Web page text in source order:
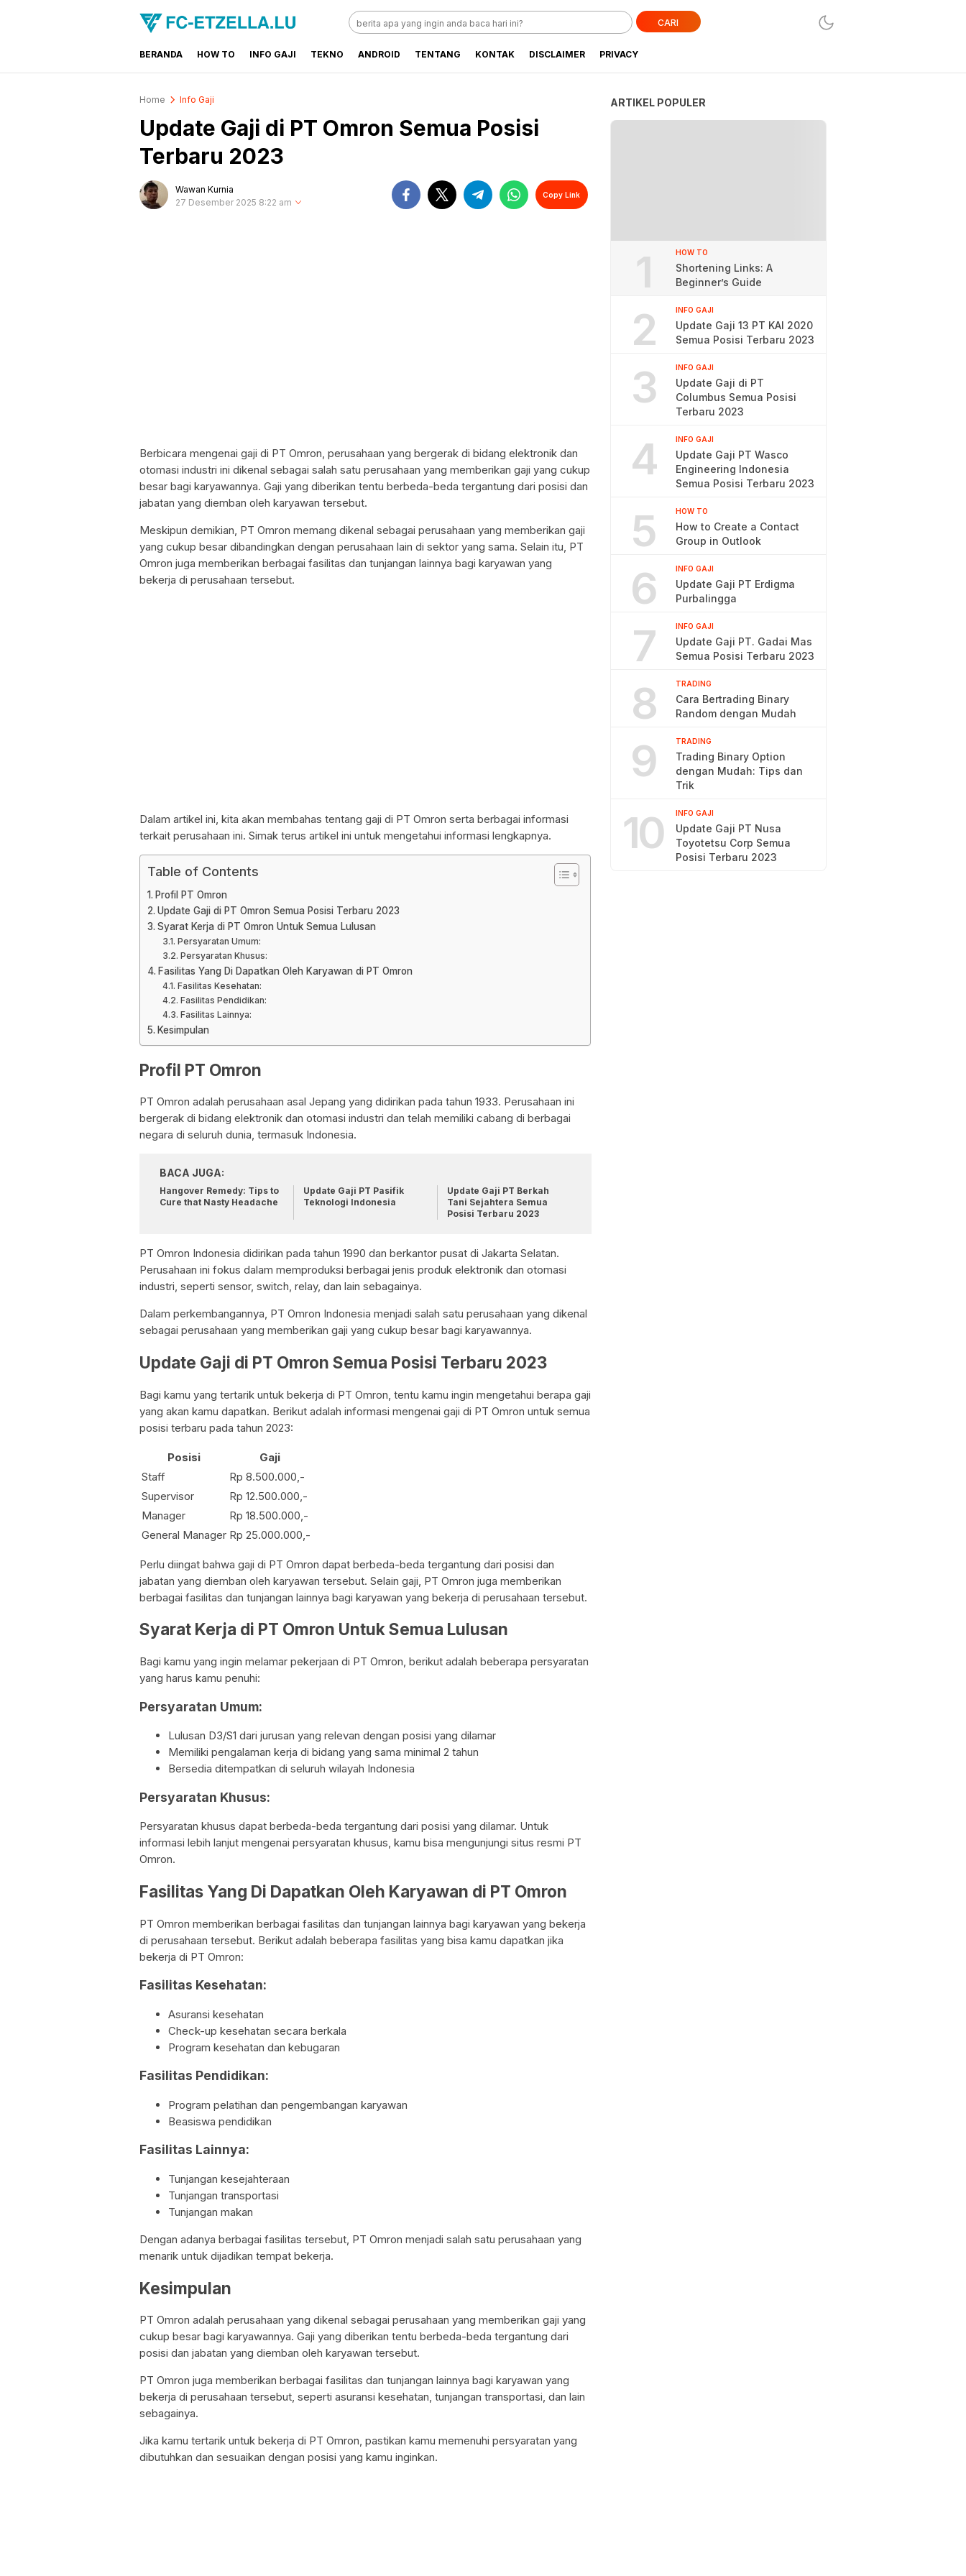
FC-ETZELLA.LU
Share & Learn The World
CARI
BERANDA HOW TO INFO GAJI TEKNO ANDROID TENTANG KONTAK DISCLAIMER PRIVACY
Home Info Gaji
Update Gaji di PT Omron Semua Posisi
Terbaru 2023
Wawan Kurnia
27 Desember 2025 8:22 am
Copy Link
Berbicara mengenai gaji di PT Omron, perusahaan yang bergerak di bidang elektronik dan
otomasi industri ini dikenal sebagai salah satu perusahaan yang memberikan gaji yang cukup
besar bagi karyawannya. Gaji yang diberikan tentu berbeda-beda tergantung dari posisi dan
jabatan yang diemban oleh karyawan tersebut.
Meskipun demikian, PT Omron memang dikenal sebagai perusahaan yang memberikan gaji
yang cukup besar dibandingkan dengan perusahaan lain di sektor yang sama. Selain itu, PT
Omron juga memberikan berbagai fasilitas dan tunjangan lainnya bagi karyawan yang
bekerja di perusahaan tersebut.
Dalam artikel ini, kita akan membahas tentang gaji di PT Omron serta berbagai informasi
terkait perusahaan ini. Simak terus artikel ini untuk mengetahui informasi lengkapnya.
Table of Contents
Profil PT Omron
Update Gaji di PT Omron Semua Posisi Terbaru 2023
Syarat Kerja di PT Omron Untuk Semua Lulusan
Persyaratan Umum:
Persyaratan Khusus:
Fasilitas Yang Di Dapatkan Oleh Karyawan di PT Omron
Fasilitas Kesehatan:
Fasilitas Pendidikan:
Fasilitas Lainnya:
Kesimpulan
Profil PT Omron
PT Omron adalah perusahaan asal Jepang yang didirikan pada tahun 1933. Perusahaan ini
bergerak di bidang elektronik dan otomasi industri dan telah memiliki cabang di berbagai
negara di seluruh dunia, termasuk Indonesia.
BACA JUGA:
Hangover Remedy: Tips to
Cure that Nasty Headache
Update Gaji PT Pasifik
Teknologi Indonesia
Update Gaji PT Berkah
Tani Sejahtera Semua
Posisi Terbaru 2023
PT Omron Indonesia didirikan pada tahun 1990 dan berkantor pusat di Jakarta Selatan.
Perusahaan ini fokus dalam memproduksi berbagai jenis produk elektronik dan otomasi
industri, seperti sensor, switch, relay, dan lain sebagainya.
Dalam perkembangannya, PT Omron Indonesia menjadi salah satu perusahaan yang dikenal
sebagai perusahaan yang memberikan gaji yang cukup besar bagi karyawannya.
Update Gaji di PT Omron Semua Posisi Terbaru 2023
Bagi kamu yang tertarik untuk bekerja di PT Omron, tentu kamu ingin mengetahui berapa gaji
yang akan kamu dapatkan. Berikut adalah informasi mengenai gaji di PT Omron untuk semua
posisi terbaru pada tahun 2023:
Posisi
Gaji
Staff
Rp 8.500.000,-
Supervisor
Rp 12.500.000,-
Manager
Rp 18.500.000,-
General Manager Rp 25.000.000,-
Perlu diingat bahwa gaji di PT Omron dapat berbeda-beda tergantung dari posisi dan
jabatan yang diemban oleh karyawan tersebut. Selain gaji, PT Omron juga memberikan
berbagai fasilitas dan tunjangan lainnya bagi karyawan yang bekerja di perusahaan tersebut.
Syarat Kerja di PT Omron Untuk Semua Lulusan
Bagi kamu yang ingin melamar pekerjaan di PT Omron, berikut adalah beberapa persyaratan
yang harus kamu penuhi:
Persyaratan Umum:
Lulusan D3/S1 dari jurusan yang relevan dengan posisi yang dilamar
Memiliki pengalaman kerja di bidang yang sama minimal 2 tahun
Bersedia ditempatkan di seluruh wilayah Indonesia
Persyaratan Khusus:
Persyaratan khusus dapat berbeda-beda tergantung dari posisi yang dilamar. Untuk
informasi lebih lanjut mengenai persyaratan khusus, kamu bisa mengunjungi situs resmi PT
Omron.
Fasilitas Yang Di Dapatkan Oleh Karyawan di PT Omron
PT Omron memberikan berbagai fasilitas dan tunjangan lainnya bagi karyawan yang bekerja
di perusahaan tersebut. Berikut adalah beberapa fasilitas yang bisa kamu dapatkan jika
bekerja di PT Omron:
Fasilitas Kesehatan:
Asuransi kesehatan
Check-up kesehatan secara berkala
Program kesehatan dan kebugaran
Fasilitas Pendidikan:
Program pelatihan dan pengembangan karyawan
Beasiswa pendidikan
Fasilitas Lainnya:
Tunjangan kesejahteraan
Tunjangan transportasi
Tunjangan makan
Dengan adanya berbagai fasilitas tersebut, PT Omron menjadi salah satu perusahaan yang
menarik untuk dijadikan tempat bekerja.
Kesimpulan
PT Omron adalah perusahaan yang dikenal sebagai perusahaan yang memberikan gaji yang
cukup besar bagi karyawannya. Gaji yang diberikan tentu berbeda-beda tergantung dari
posisi dan jabatan yang diemban oleh karyawan tersebut.
PT Omron juga memberikan berbagai fasilitas dan tunjangan lainnya bagi karyawan yang
bekerja di perusahaan tersebut, seperti asuransi kesehatan, tunjangan transportasi, dan lain
sebagainya.
Jika kamu tertarik untuk bekerja di PT Omron, pastikan kamu memenuhi persyaratan yang
dibutuhkan dan sesuaikan dengan posisi yang kamu inginkan.
ARTIKEL POPULER
1 HOW TO
Shortening Links: A
Beginner’s Guide
2 INFO GAJI
Update Gaji 13 PT KAI 2020
Semua Posisi Terbaru 2023
3 INFO GAJI
Update Gaji di PT
Columbus Semua Posisi
Terbaru 2023
4 INFO GAJI
Update Gaji PT Wasco
Engineering Indonesia
Semua Posisi Terbaru 2023
5 HOW TO
How to Create a Contact
Group in Outlook
6 INFO GAJI
Update Gaji PT Erdigma
Purbalingga
7 INFO GAJI
Update Gaji PT. Gadai Mas
Semua Posisi Terbaru 2023
8 TRADING
Cara Bertrading Binary
Random dengan Mudah
9 TRADING
Trading Binary Option
dengan Mudah: Tips dan
Trik
10 INFO GAJI
Update Gaji PT Nusa
Toyotetsu Corp Semua
Posisi Terbaru 2023